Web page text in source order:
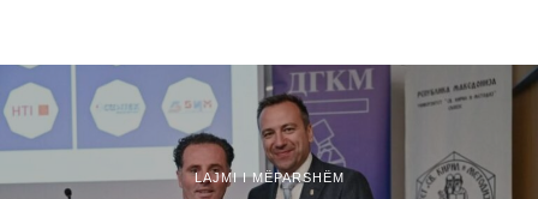
LAJMI I MËPARSHËM